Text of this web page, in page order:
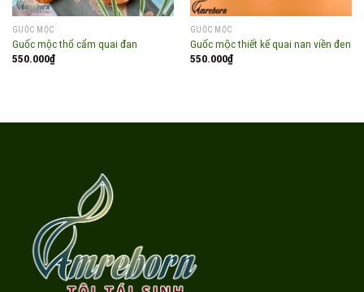
GUỐC MỘC
Guốc mộc thổ cẩm quai đan
550.000₫
GUỐC MỘC
Guốc mộc thiết kế quai nan viền đen
550.000₫